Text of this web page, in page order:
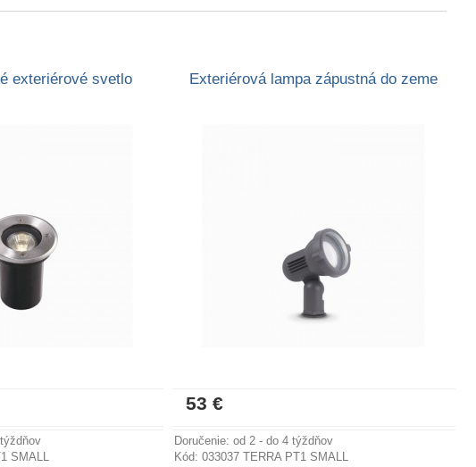
exteriérové svetlo
SMALL
Exteriérová lampa zápustná do zeme
53 €
Doručenie: od 2 - do 4 týždňov
Kód: 033037 TERRA PT1 SMALL